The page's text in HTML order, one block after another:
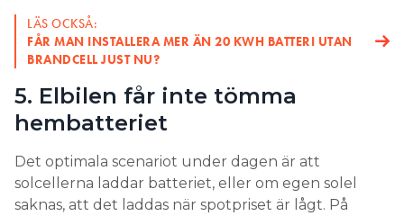
LÄS OCKSÅ:
FÅR MAN INSTALLERA MER ÄN 20 KWH BATTERI UTAN
BRANDCELL JUST NU?
5. Elbilen får inte tömma
hembatteriet
Det optimala scenariot under dagen är att
solcellerna laddar batteriet, eller om egen solel
saknas, att det laddas när spotpriset är lågt. På